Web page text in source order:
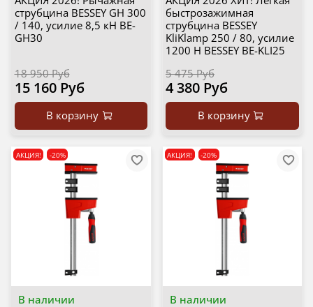
струбцина BESSEY GH 300
/ 140, усилие 8,5 кН BE-
GH30
18 950 Руб
15 160 Руб
В корзину
быстрозажимная
струбцина BESSEY
KliKlamp 250 / 80, усилие
1200 Н BESSEY BE-KLI25
5 475 Руб
4 380 Руб
В корзину
В наличии
АКЦИЯ! -20%
В наличии
АКЦИЯ! -20%